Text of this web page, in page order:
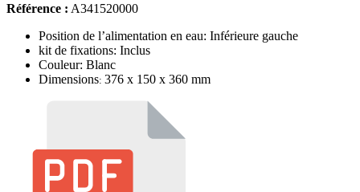
Référence : A341520000
Position de l’alimentation en eau: Inférieure gauche
kit de fixations: Inclus
Couleur: Blanc
Dimensions: 376 x 150 x 360 mm